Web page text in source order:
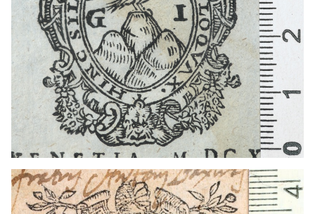
1620 - 1640 Venecia (Italia)
1584 - 1620 Venecia (Italia)